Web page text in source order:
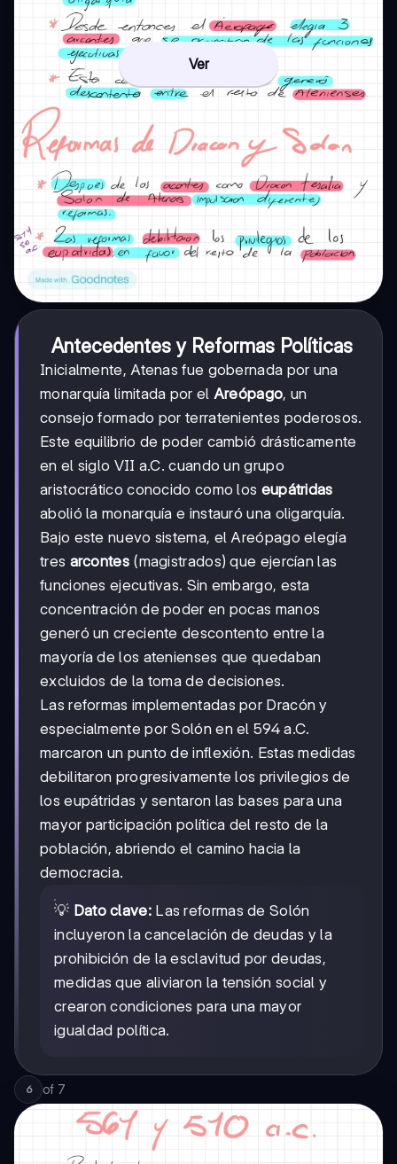
Ver
Antecedentes y Reformas Políticas
Inicialmente, Atenas fue gobernada por una
monarquía limitada por el Areópago, un
consejo formado por terratenientes poderosos.
Este equilibrio de poder cambió drásticamente
en el siglo VII a.C. cuando un grupo
aristocrático conocido como los eupátridas
abolió la monarquía e instauró una oligarquía.
Bajo este nuevo sistema, el Areópago elegía
tres arcontes(magistrados) que ejercían las
funciones ejecutivas. Sin embargo, esta
concentración de poder en pocas manos
generó un creciente descontento entre la
mayoría de los atenienses que quedaban
excluidos de la toma de decisiones.
Las reformas implementadas por Dracón y
especialmente por Solón en el 594 a.C.
marcaron un punto de inflexión. Estas medidas
debilitaron progresivamente los privilegios de
los eupátridas y sentaron las bases para una
mayor participación política del resto de la
población, abriendo el camino hacia la
democracia.
💡 Dato clave:Las reformas de Solón
incluyeron la cancelación de deudas y la
prohibición de la esclavitud por deudas,
medidas que aliviaron la tensión social y
crearon condiciones para una mayor
igualdad política.
6 of 7